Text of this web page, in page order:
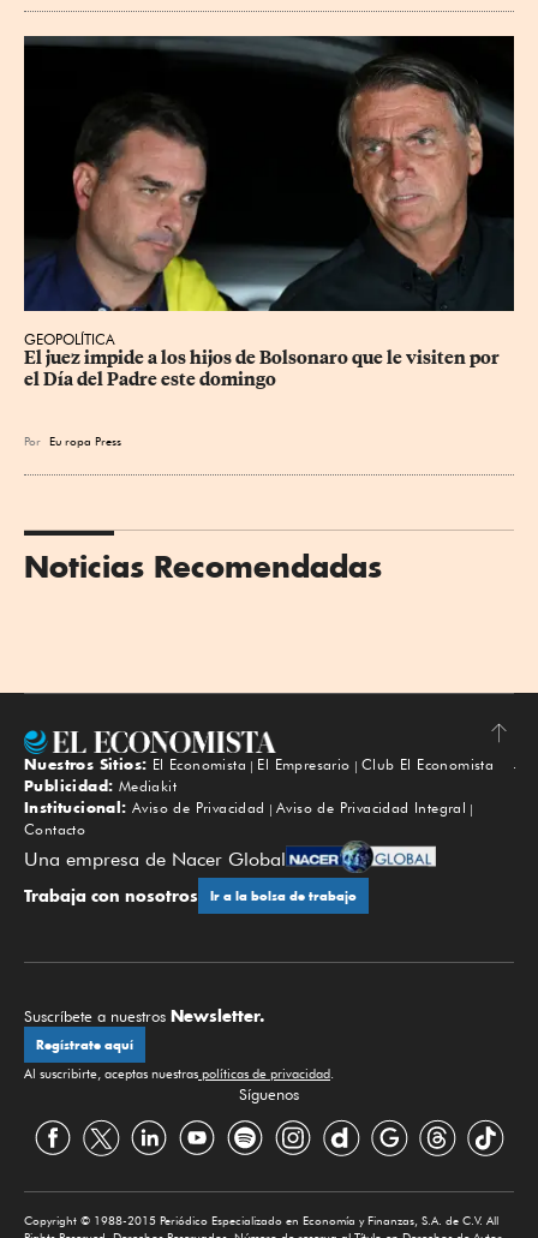
GEOPOLÍTICA
El juez impide a los hijos de Bolsonaro que le visiten por
el Día del Padre este domingo
Por Eu ropa Press
Noticias Recomendadas
Subir
Nuestros Sitios: El Economista El Empresario
Club El Economista
Publicidad: Mediakit
Institucional: Aviso de Privacidad
Aviso de Privacidad Integral
Contacto
Una empresa de Nacer Global
Trabaja con nosotros Ir a la bolsa de trabajo
Suscríbete a nuestros Newsletter.
Regístrate aquí
Al suscribirte, aceptas nuestras políticas de privacidad.
Síguenos
Copyright © 1988-2015 Periódico Especializado en Economía y Finanzas, S.A. de C.V. All